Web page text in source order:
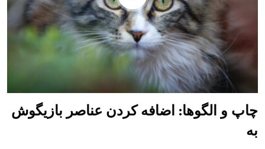
چاپ و الگوها: اضافه کردن عناصر بازیگوش
به